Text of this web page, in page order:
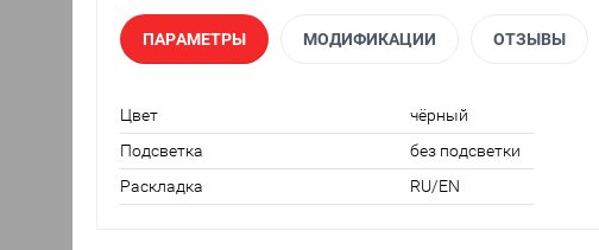
ПАРАМЕТРЫ МОДИФИКАЦИИ ОТЗЫВЫ
Цвет
чёрный
Подсветка
без подсветки
Раскладка
RU/EN